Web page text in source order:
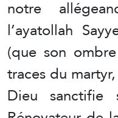
notre
l’ayatollah
(que son
traces du
Dieu